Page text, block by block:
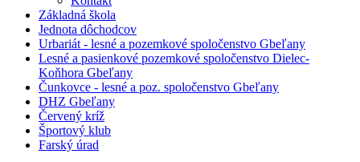
Základná škola
Jednota dôchodcov
Urbariát - lesné a pozemkové spoločenstvo Gbeľany
Lesné a pasienkové pozemkové spoločenstvo Dielec-
Koňhora Gbeľany
Čunkovce - lesné a poz. spoločenstvo Gbeľany
DHZ Gbeľany
Červený kríž
Športový klub
Farský úrad